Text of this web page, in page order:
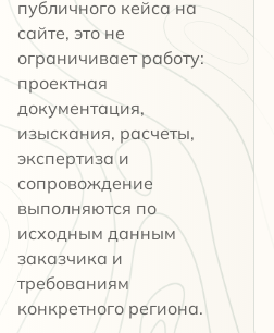
публичного кейса на
сайте, это не
ограничивает работу:
проектная
документация,
изыскания, расчеты,
экспертиза и
сопровождение
выполняются по
исходным данным
заказчика и
требованиям
конкретного региона.